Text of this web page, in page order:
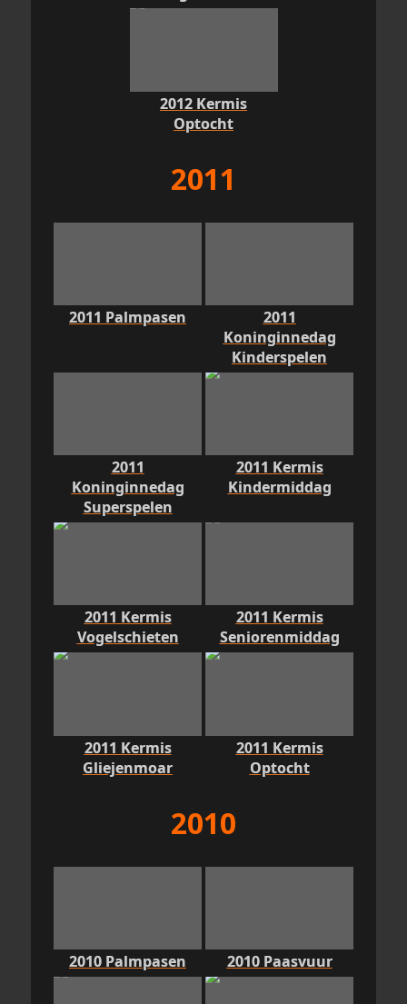
2012 Kermis
Optocht
2011
2011 Palmpasen
2011
Koninginnedag
Kinderspelen
2011
Koninginnedag
Superspelen
2011 Kermis
Kindermiddag
2011 Kermis
Vogelschieten
2011 Kermis
Seniorenmiddag
2011 Kermis
Gliejenmoar
2011 Kermis
Optocht
2010
2010 Palmpasen 2010 Paasvuur